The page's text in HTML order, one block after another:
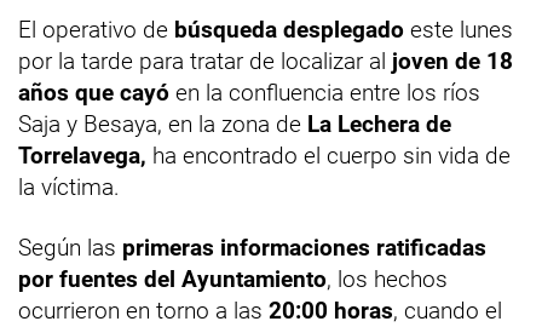
El operativo de búsqueda desplegado este lunes
por la tarde para tratar de localizar al joven de 18
años que cayó en la confluencia entre los ríos
Saja y Besaya, en la zona de La Lechera de
Torrelavega, ha encontrado el cuerpo sin vida de
la víctima.
Según las primeras informaciones ratificadas
por fuentes del Ayuntamiento, los hechos
ocurrieron en torno a las 20:00 horas, cuando el